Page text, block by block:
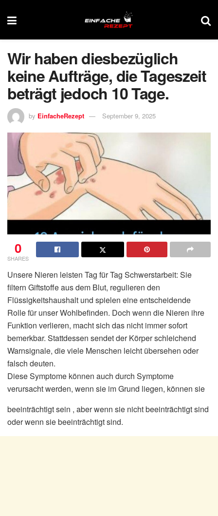
Wir haben diesbezüglich
keine Aufträge, die Tageszeit
beträgt jedoch 10 Tage.
by EinfacheRezept September 9, 2025
0
SHARES
Unsere Nieren leisten Tag für Tag Schwerstarbeit: Sie
filtern Giftstoffe aus dem Blut, regulieren den
Flüssigkeitshaushalt und spielen eine entscheidende
Rolle für unser Wohlbefinden. Doch wenn die Nieren ihre
Funktion verlieren, macht sich das nicht immer sofort
bemerkbar. Stattdessen sendet der Körper schleichend
Warnsignale, die viele Menschen leicht übersehen oder
falsch deuten.
Diese Symptome können auch durch Symptome
verursacht werden, wenn sie im Grund liegen, können sie
beeinträchtigt sein , aber wenn sie nicht beeinträchtigt sind
oder wenn sie beeinträchtigt sind.